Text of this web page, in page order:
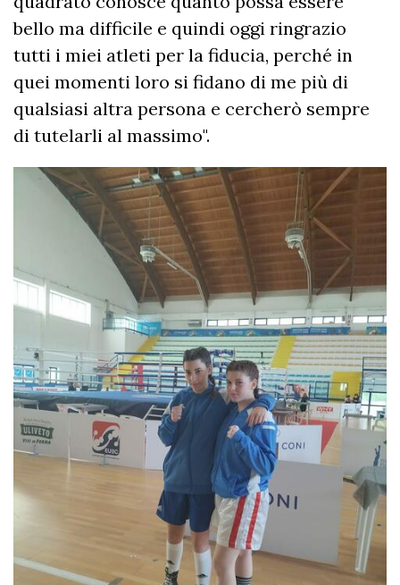
bello ma difficile e quindi oggi ringrazio
tutti i miei atleti per la fiducia, perché in
quei momenti loro si fidano di me più di
qualsiasi altra persona e cercherò sempre
di tutelarli al massimo".